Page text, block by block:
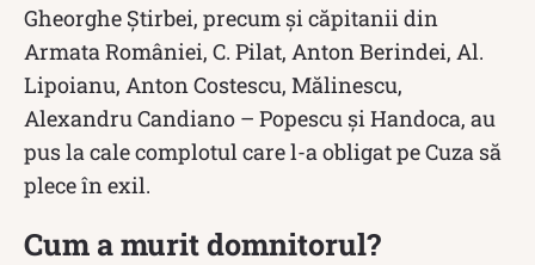
Gheorghe Ştirbei, precum şi căpitanii din
Armata României, C. Pilat, Anton Berindei, Al.
Lipoianu, Anton Costescu, Mălinescu,
Alexandru Candiano – Popescu şi Handoca, au
pus la cale complotul care l-a obligat pe Cuza să
plece în exil.
Cum a murit domnitorul?